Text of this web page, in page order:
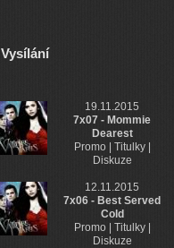
Vysílání
19.11.2015
7x07 - Mommie
Dearest
Promo | Titulky |
Diskuze
12.11.2015
7x06 - Best Served
Cold
Promo | Titulky |
Diskuze